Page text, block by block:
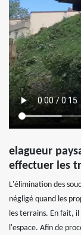
elagueur
effectuer les
L'élimination des
négligé quand les
les terrains. En fait,
l'espace. Afin de